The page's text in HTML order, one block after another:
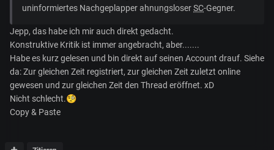
uninformiertes Nachgeplapper ahnungsloserSC-Gegner.
Jepp, das habe ich mir auch direkt gedacht.
Konstruktive Kritik ist immer angebracht, aber.......
Habe es kurz gelesen und bin direkt auf seinen Account drauf. Siehe
da: Zur gleichen Zeit registriert, zur gleichen Zeit zuletzt online
gewesen und zur gleichen Zeit den Thread eröffnet. xD
Nicht schlecht.🧐
Copy & Paste